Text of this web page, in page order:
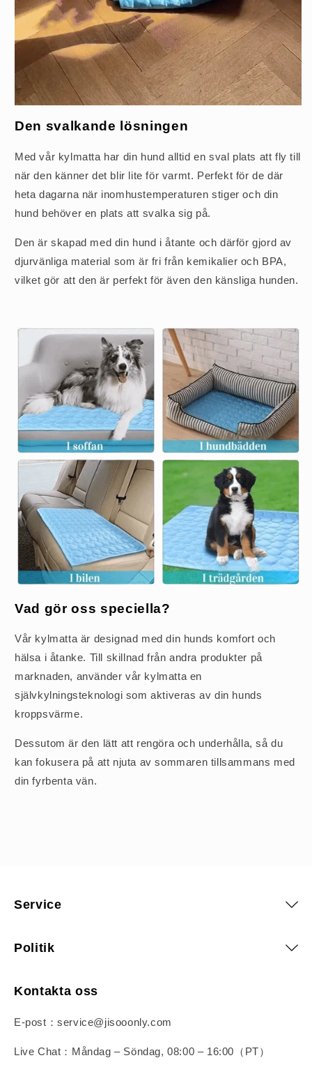
Den svalkande lösningen
Med vår kylmatta har din hund alltid en sval plats att fly till
när den känner det blir lite för varmt. Perfekt för de där
heta dagarna när inomhustemperaturen stiger och din
hund behöver en plats att svalka sig på.
Den är skapad med din hund i åtante och därför gjord av
djurvänliga material som är fri från kemikalier och BPA,
vilket gör att den är perfekt för även den känsliga hunden.
Vad gör oss speciella?
Vår kylmatta är designad med din hunds komfort och
hälsa i åtanke. Till skillnad från andra produkter på
marknaden, använder vår kylmatta en
självkylningsteknologi som aktiveras av din hunds
kroppsvärme.
Dessutom är den lätt att rengöra och underhålla, så du
kan fokusera på att njuta av sommaren tillsammans med
din fyrbenta vän.
Service
Politik
Kontakta oss
E-post：service@jisooonly.com
Live Chat：Måndag – Söndag, 08:00 – 16:00（PT）